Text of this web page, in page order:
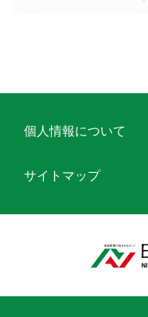
個人情報について
サイトマップ